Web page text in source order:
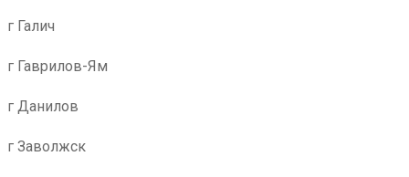
г Галич
г Гаврилов-Ям
г Данилов
г Заволжск